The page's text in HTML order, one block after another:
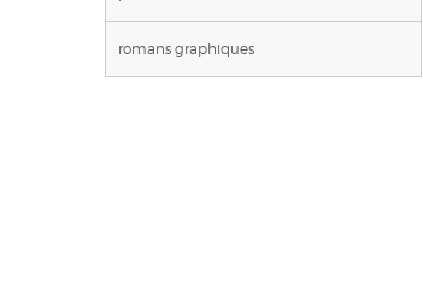
romans graphiques